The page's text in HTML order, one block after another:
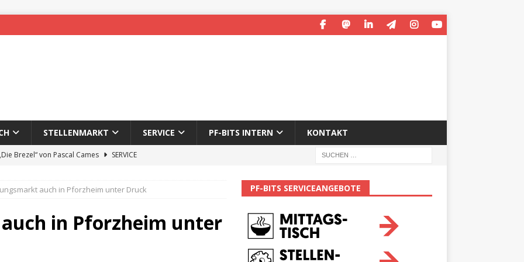
STELLENMARKT SERVICE PF-BITS INTERN KONTAKT
Brezel“ von Pascal Cames
SERVICE
des 65. Fasnetsumzugs Dillweißenstein
auch in Pforzheim unter Druck
in Pforzheim unter
PF-BITS SERVICEANGEBOTE